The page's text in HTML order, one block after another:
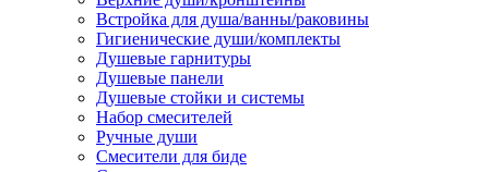
Встройка для душа/ванны/раковины
Гигиенические души/комплекты
Душевые гарнитуры
Душевые панели
Душевые стойки и системы
Набор смесителей
Ручные души
Смесители для биде